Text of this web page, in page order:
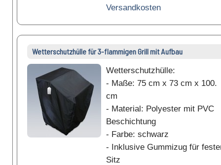
Versandkosten
Wetterschutzhülle für 3-flammigen Grill mit Aufbau
Wetterschutzhülle:
- Maße: 75 cm x 73 cm x 100.
cm
- Material: Polyester mit PVC
Beschichtung
- Farbe: schwarz
- Inklusive Gummizug für
Sitz